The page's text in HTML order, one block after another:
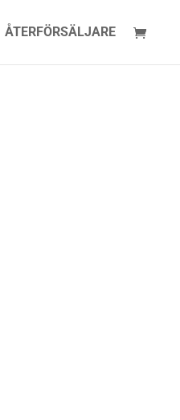
ÅTERFÖRSÄLJARE